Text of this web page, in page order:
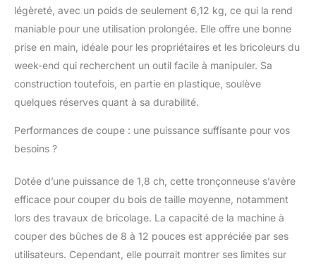
simple permettant des
ajustements rapides
pendant le travail.
compacte et légère
conçue pour démarrer
facilement
sécurité à faible retour,
risque pendant le
fonctionnement. L'huile
automatique fournit un
approvisionnement
stable de lubrification
de chaîne pour une
légèreté, avec un poids de seulement 6,12 kg, ce qui la rend
maniable pour une utilisation prolongée. Elle offre une bonne
prise en main, idéale pour les propriétaires et les bricoleurs du
week-end qui recherchent un outil facile à manipuler. Sa
construction toutefois, en partie en plastique, soulève
quelques réserves quant à sa durabilité.
Performances de coupe : une puissance suffisante pour vos
besoins ?
Dotée d’une puissance de 1,8 ch, cette tronçonneuse s’avère
efficace pour couper du bois de taille moyenne, notamment
lors des travaux de bricolage. La capacité de la machine à
couper des bûches de 8 à 12 pouces est appréciée par ses
utilisateurs. Cependant, elle pourrait montrer ses limites sur